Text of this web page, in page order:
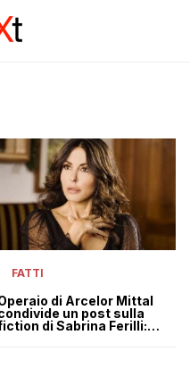
FATTI
di Arcelor Mittal
un post sulla
di Sabrina Ferilli: